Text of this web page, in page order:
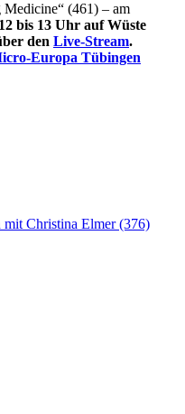
(461) – am
bis 13 Uhr auf Wüste
den Live-Stream.
Europa Tübingen
mit Christina Elmer (376)